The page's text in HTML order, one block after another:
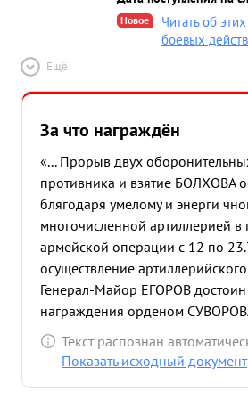
и колесами. продвигали сь
сопровождала пехоту огнем
обеспечил тов.ЕГОРОВ бой
занять территорию по фронту
км. В июльской наступательной
года правильной
наступления обеспечил прорыв
пообороны проти огня
лосы зацией
средств на переднем крае и
противника основв период
оборонительной ном отбила все
пехоты противника, численно
Свыше 200 танков было
его и пдбито истребительной
Новое
Читать об
боевых
Ещё
За что награждён
«... Прорыв двух
противника и взятие БОЛХОВА
блягодаря умелому и энерги
многочисленной артиллерией в
армейской операции с 12 по
осуществление
Генерал-Майор ЕГОРОВ
награждения орденом
Текст распознан
Показать исходный документ